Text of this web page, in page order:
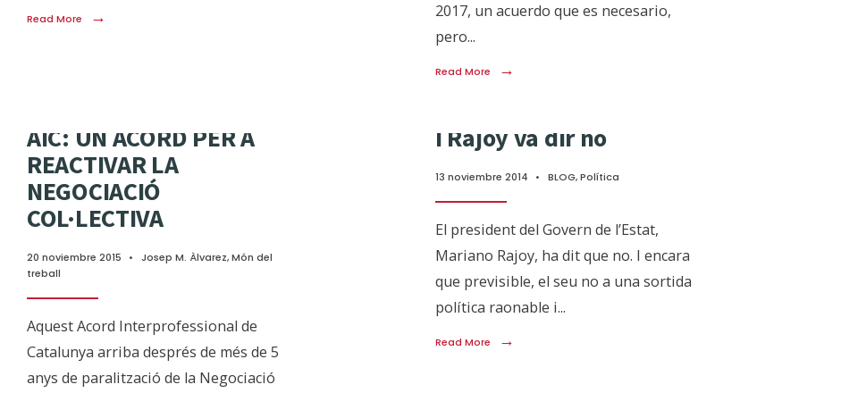
Read More →
2017, un acuerdo que es necesario,
pero...
Read More →
AIC: UN ACORD PER A
REACTIVAR LA
NEGOCIACIÓ
COL·LECTIVA
20 noviembre 2015 • Josep M. Àlvarez,Món del
treball
Aquest Acord Interprofessional de
Catalunya arriba després de més de 5
anys de paralització de la Negociació
I Rajoy va dir no
13 noviembre 2014 • BLOG,Política
El president del Govern de l’Estat,
Mariano Rajoy, ha dit que no. I encara
que previsible, el seu no a una sortida
política raonable i...
Read More →